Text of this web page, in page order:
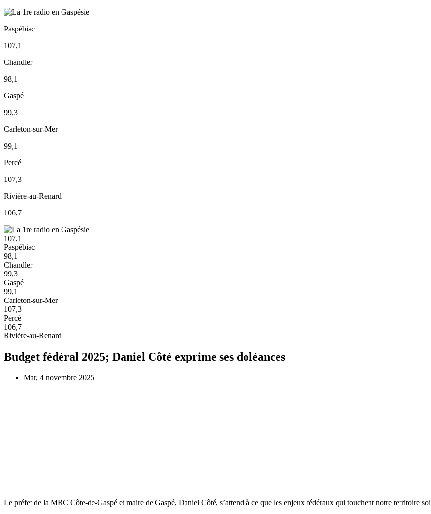
Paspébiac
107,1
Chandler
98,1
Gaspé
99,3
Carleton-sur-Mer
99,1
Percé
107,3
Rivière-au-Renard
106,7
107,1
Paspébiac
98,1
Chandler
99,3
Gaspé
99,1
Carleton-sur-Mer
107,3
Percé
106,7
Rivière-au-Renard
Budget fédéral 2025; Daniel Côté exprime ses doléances
Mar, 4 novembre 2025
Le préfet de la MRC Côte-de-Gaspé et maire de Gaspé, Daniel Côté, s’attend à ce que les enjeux fédéraux qui touchent notre territoire